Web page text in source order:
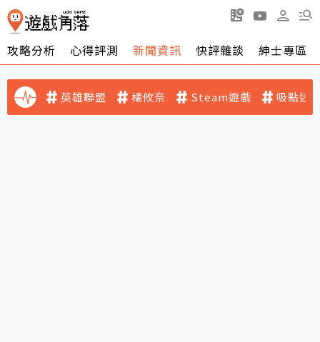
攻略分析 心得評測 新聞資訊 快評雜談 紳士專區
英雄聯盟 橘攸奈 Steam遊戲 吸點迷